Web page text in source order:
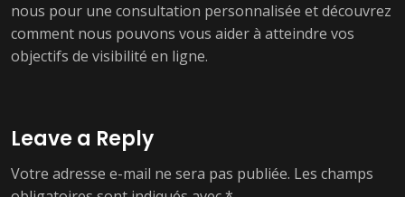
nous pour une consultation personnalisée et découvrez
comment nous pouvons vous aider à atteindre vos
objectifs de visibilité en ligne.
Leave a Reply
Votre adresse e-mail ne sera pas publiée. Les champs